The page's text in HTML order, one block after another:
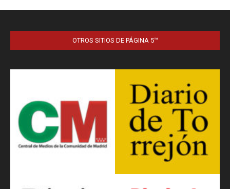
OTROS SITIOS DE PÁGINA 5™